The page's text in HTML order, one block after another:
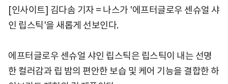
[인사이트] 김다솜 기자 = 나스가 '에프터글로우 센슈얼 샤
인 립스틱'을 새롭게 선보인다.
에프터글로우 센슈얼 샤인 립스틱은 립스틱이 내는 선명
한 컬러감과 립 밤의 편안한 보습 및 케어 기능을 결합한 하